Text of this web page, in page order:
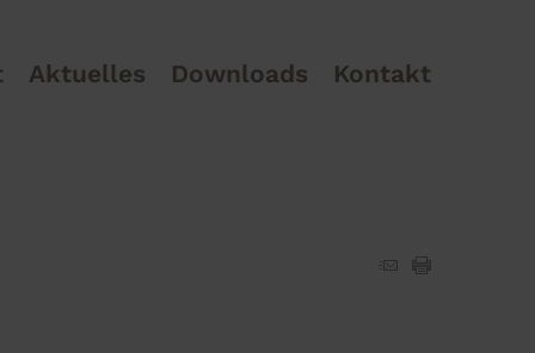
Aktuelles Downloads Kontakt